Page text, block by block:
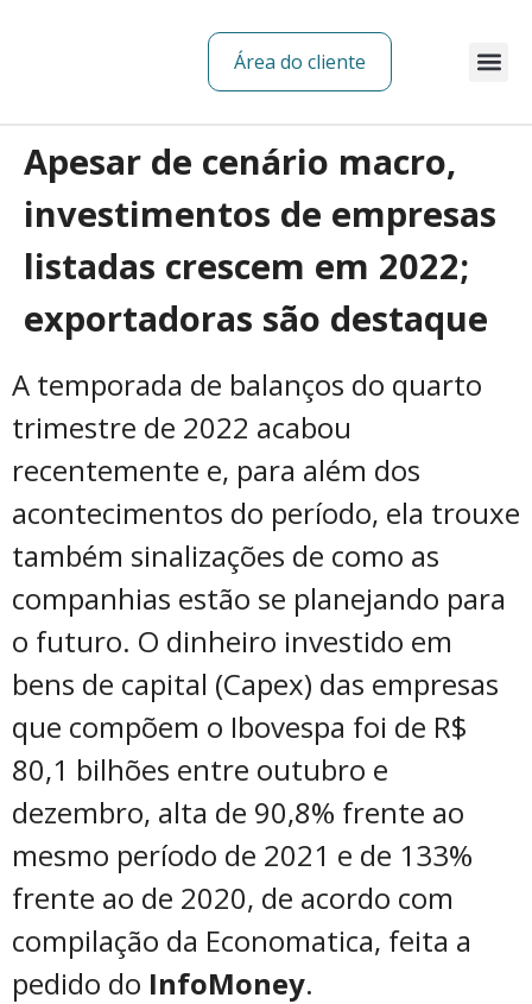
Área do cliente
Apesar de cenário macro,
investimentos de empresas
listadas crescem em 2022;
exportadoras são destaque
A temporada de balanços do quarto
trimestre de 2022 acabou
recentemente e, para além dos
acontecimentos do período, ela trouxe
também sinalizações de como as
companhias estão se planejando para
o futuro. O dinheiro investido em
bens de capital (Capex) das empresas
que compõem o Ibovespa foi de R$
80,1 bilhões entre outubro e
dezembro, alta de 90,8% frente ao
mesmo período de 2021 e de 133%
frente ao de 2020, de acordo com
compilação da Economatica, feita a
pedido do InfoMoney.